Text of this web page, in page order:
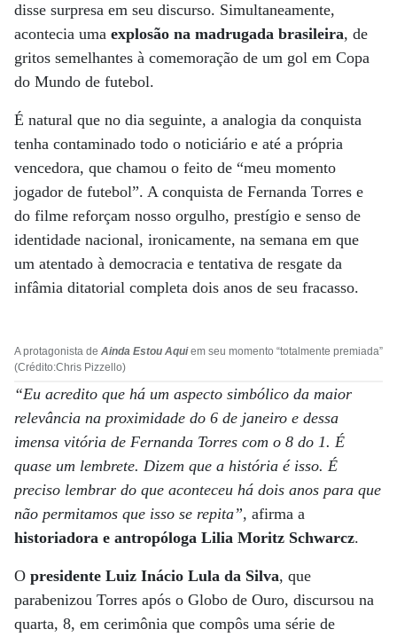
disse surpresa em seu discurso. Simultaneamente,
acontecia uma explosão na madrugada brasileira, de
gritos semelhantes à comemoração de um gol em Copa
do Mundo de futebol.
É natural que no dia seguinte, a analogia da conquista
tenha contaminado todo o noticiário e até a própria
vencedora, que chamou o feito de “meu momento
jogador de futebol”. A conquista de Fernanda Torres e
do filme reforçam nosso orgulho, prestígio e senso de
identidade nacional, ironicamente, na semana em que
um atentado à democracia e tentativa de resgate da
infâmia ditatorial completa dois anos de seu fracasso.
A protagonista de Ainda Estou Aqui em seu momento “totalmente premiada”
(Crédito:Chris Pizzello)
“Eu acredito que há um aspecto simbólico da maior
relevância na proximidade do 6 de janeiro e dessa
imensa vitória de Fernanda Torres com o 8 do 1. É
quase um lembrete. Dizem que a história é isso. É
preciso lembrar do que aconteceu há dois anos para que
não permitamos que isso se repita”, afirma a
historiadora e antropóloga Lilia Moritz Schwarcz.
O presidente Luiz Inácio Lula da Silva, que
parabenizou Torres após o Globo de Ouro, discursou na
quarta, 8, em cerimônia que compôs uma série de